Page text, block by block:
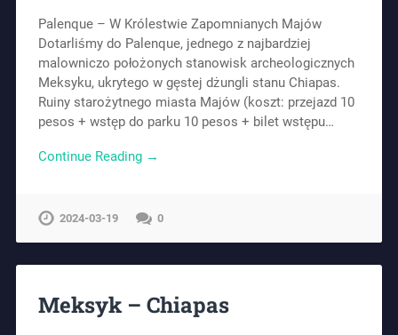
Palenque – W Królestwie Zapomnianych Majów
Dotarliśmy do Palenque, jednego z najbardziej
malowniczo położonych stanowisk archeologicznych
Meksyku, ukrytego w gęstej dżungli stanu Chiapas.
Ruiny starożytnego miasta Majów (koszt: przejazd 10
pesos + wstęp do parku 10 pesos + bilet wstępu…
Continue Reading →
2024-03-19 0
Meksyk – Chiapas